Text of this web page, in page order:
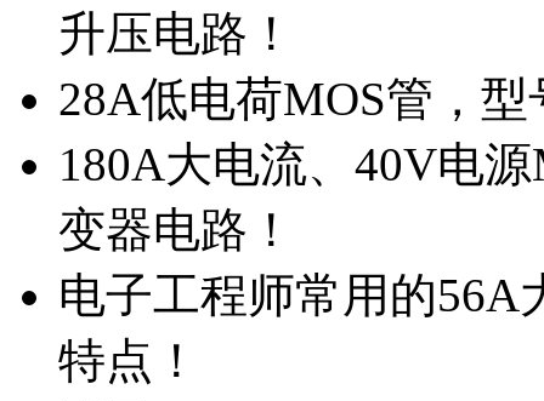
升压电路！
28A低电荷MOS管，
180A大电流、40V电
变器电路！
电子工程师常用的56A
特点！